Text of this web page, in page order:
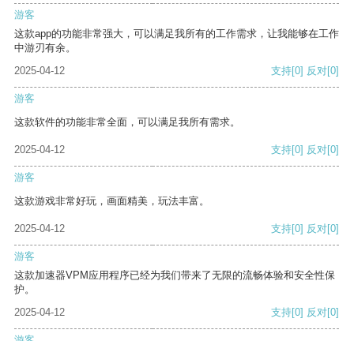
游客
这款app的功能非常强大，可以满足我所有的工作需求，让我能够在工作
中游刃有余。
2025-04-12
支持[0] 反对[0]
游客
这款软件的功能非常全面，可以满足我所有需求。
2025-04-12 支持[0] 反对[0]
游客
这款游戏非常好玩，画面精美，玩法丰富。
2025-04-12 支持[0] 反对[0]
游客
这款加速器VPM应用程序已经为我们带来了无限的流畅体验和安全性保
护。
2025-04-12
支持[0] 反对[0]